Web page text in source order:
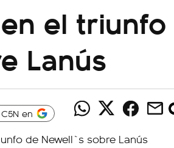
el
Lanús
en